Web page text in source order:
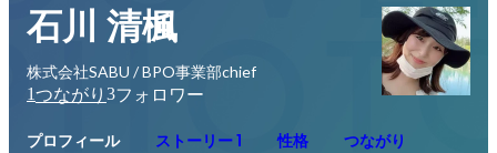
石川 清楓
株式会社SABU / BPO事業部chief
1つながり 3フォロワー
プロフィール ストーリー 1 性格 つながり